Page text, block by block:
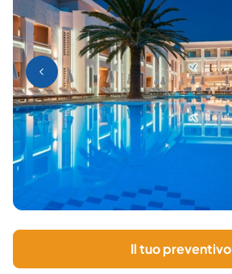
Il tuo preventivo